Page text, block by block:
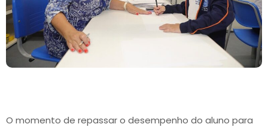
O momento de repassar o desempenho do aluno para